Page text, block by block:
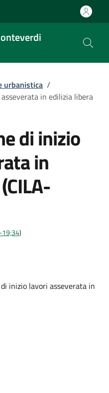
urbanistica /
in edilizia libera
di inizio
in
19;34)
inizio lavori asseverata in